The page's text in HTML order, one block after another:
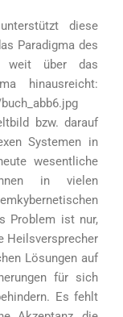
diese
Paradigma des
weit über das
hinausreicht:
bzw. darauf
Systemen in
wesentliche
in vielen
Problem ist nur,
Heilsversprecher
Lösungen auf
für sich
Es fehlt